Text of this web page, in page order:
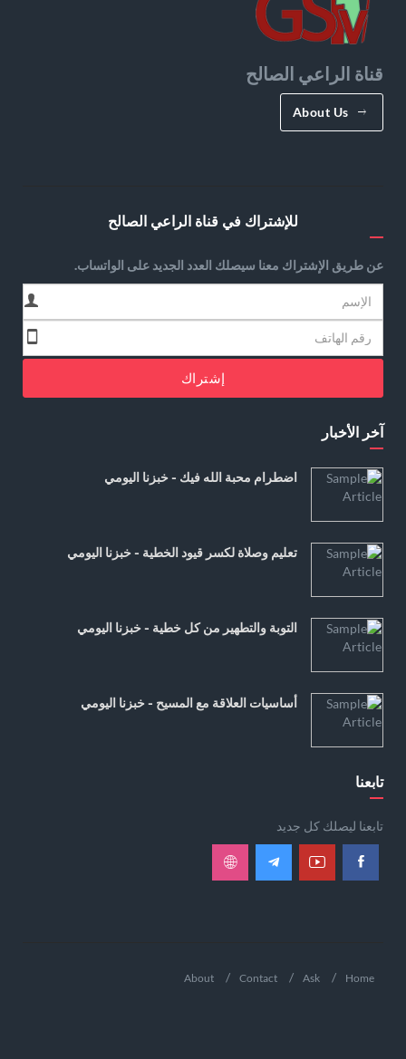
قناة الراعي الصالح
About Us
للإشتراك في قناة الراعي الصالح
عن طريق الإشتراك معنا سيصلك العدد الجديد على الواتساب.
إشتراك
آخر الأخبار
اضطرام محبة الله فيك - خبزنا اليومي
تعليم وصلاة لكسر قيود الخطية - خبزنا اليومي
التوبة والتطهير من كل خطية - خبزنا اليومي
أساسيات العلاقة مع المسيح - خبزنا اليومي
تابعنا
تابعنا ليصلك كل جديد
Home
Ask
Contact
About